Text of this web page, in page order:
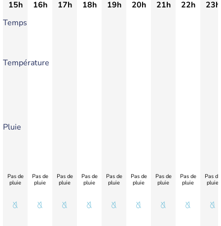
15h 16h 17h 18h 19h 20h 21h 22h
23h
Temps
Température
Pluie
Pas de
pluie
Pas de
pluie
Pas de
pluie
Pas de
pluie
Pas de
pluie
Pas de
pluie
Pas de
pluie
Pas de
pluie
Pas de
pluie